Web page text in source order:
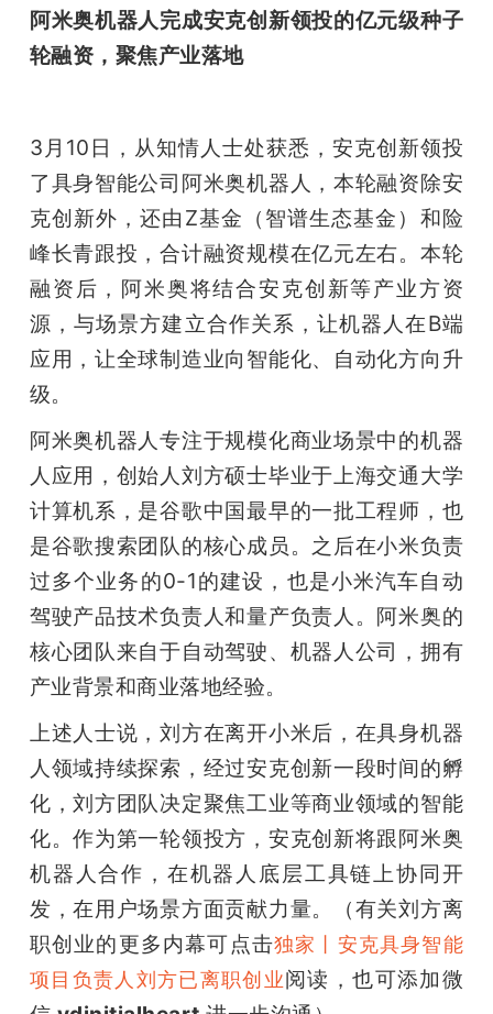
阿米奥机器人完成安克创新领投的亿元级种子
轮融资，聚焦产业落地
3月10日，从知情人士处获悉，安克创新领投
了具身智能公司阿米奥机器人，本轮融资除安
克创新外，还由Z基金（智谱生态基金）和险
峰长青跟投，合计融资规模在亿元左右。本轮
融资后，阿米奥将结合安克创新等产业方资
源，与场景方建立合作关系，让机器人在B端
应用，让全球制造业向智能化、自动化方向升
级。
阿米奥机器人专注于规模化商业场景中的机器
人应用，创始人刘方硕士毕业于上海交通大学
计算机系，是谷歌中国最早的一批工程师，也
是谷歌搜索团队的核心成员。之后在小米负责
过多个业务的0-1的建设，也是小米汽车自动
驾驶产品技术负责人和量产负责人。阿米奥的
核心团队来自于自动驾驶、机器人公司，拥有
产业背景和商业落地经验。
上述人士说，刘方在离开小米后，在具身机器
人领域持续探索，经过安克创新一段时间的孵
化，刘方团队决定聚焦工业等商业领域的智能
化。作为第一轮领投方，安克创新将跟阿米奥
机器人合作，在机器人底层工具链上协同开
发，在用户场景方面贡献力量。（有关刘方离
职创业的更多内幕可点击独家丨安克具身智能
项目负责人刘方已离职创业阅读，也可添加微